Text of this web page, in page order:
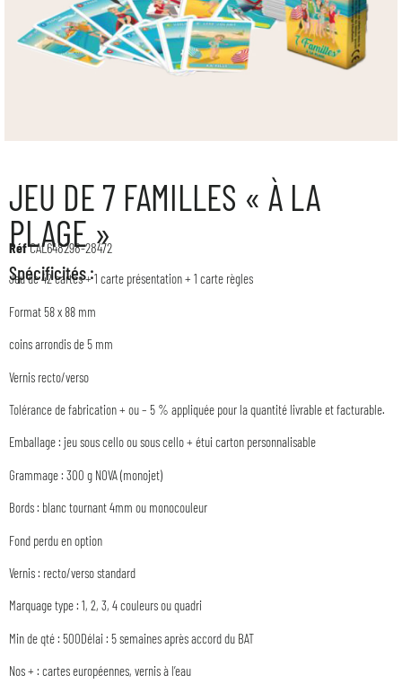
JEU DE 7 FAMILLES « À LA
PLAGE »
RéfCAL648298-28472
Spécificités :
Jeu de 42 cartes + 1 carte présentation + 1 carte règles
Format 58 x 88 mm
coins arrondis de 5 mm
Vernis recto/verso
Tolérance de fabrication + ou – 5 % appliquée pour la quantité livrable et facturable.
Emballage : jeu sous cello ou sous cello + étui carton personnalisable
Grammage : 300 g NOVA (monojet)
Bords : blanc tournant 4mm ou monocouleur
Fond perdu en option
Vernis : recto/verso standard
Marquage type : 1, 2, 3, 4 couleurs ou quadri
Min de qté : 500Délai : 5 semaines après accord du BAT
Nos + : cartes européennes, vernis à l’eau